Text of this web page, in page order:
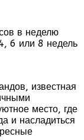
в неделю
6 или 8 недель
известная
место, где
и насладиться